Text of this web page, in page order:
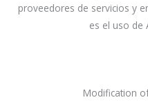
proveedores de servicios y
es el uso de
Modification